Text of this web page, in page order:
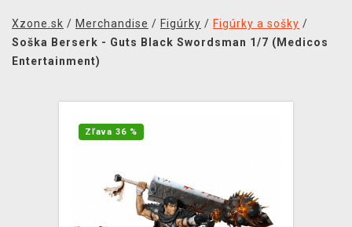
MERCHANDISE
Xzone.sk / Merchandise / Figúrky / Figúrky a sošky /
Soška Berserk - Guts Black Swordsman 1/7 (Medicos
Entertainment)
Zľava 36 %